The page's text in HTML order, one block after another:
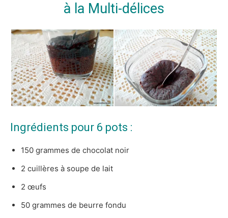
à la Multi-délices
Ingrédients pour 6 pots :
150 grammes de chocolat noir
2 cuillères à soupe de lait
2 œufs
50 grammes de beurre fondu